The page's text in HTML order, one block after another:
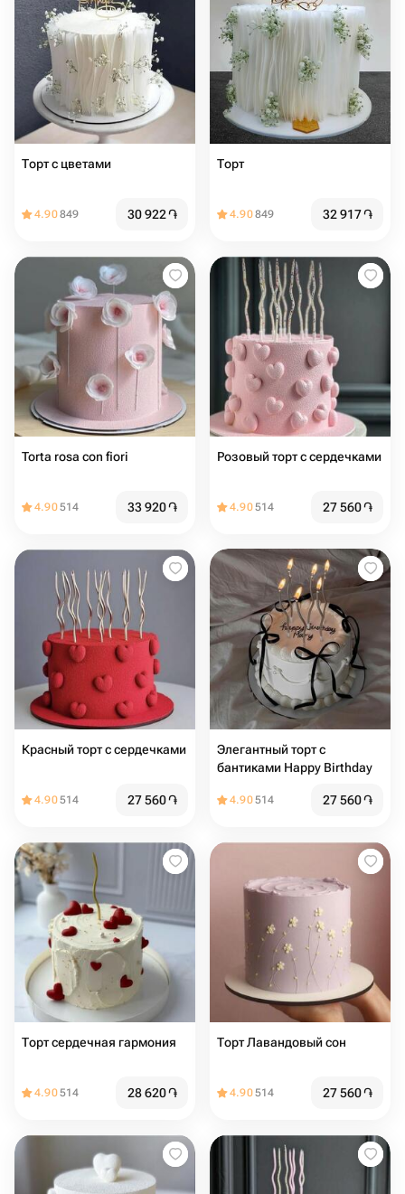
Торт с цветами
4.90849 30 922֏
Торт
4.90849 32 917֏
Torta rosa con fiori
4.90514 33 920֏
Розовый торт с сердечками
4.90514 27 560֏
Красный торт с сердечками
4.90514 27 560֏
Элегантный торт с
бантиками Happy Birthday
4.90514 27 560֏
Торт сердечная гармония
4.90514 28 620֏
Торт Лавандовый сон
4.90514 27 560֏